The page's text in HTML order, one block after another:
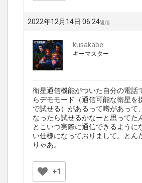
2022年12月14日 06:24返信
kusakabe
キーマスター
衛星通信機能がついた自分の電話
らデモモード（通信可能な衛星を
で試せる）があるって噂があって
なったら試せるかなーと思ってた
とこいつ実際に通信できるように
い仕様になっておりまして。とん
りゃあ。
+1